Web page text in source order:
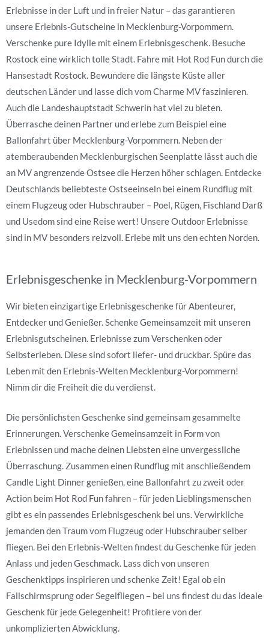
Erlebnisse in der Luft und in freier Natur – das garantieren
unsere Erlebnis-Gutscheine in Mecklenburg-Vorpommern.
Verschenke pure Idylle mit einem Erlebnisgeschenk. Besuche
Rostock eine wirklich tolle Stadt. Fahre mit Hot Rod Fun durch die
Hansestadt Rostock. Bewundere die längste Küste aller
deutschen Länder und lasse dich vom Charme MV faszinieren.
Auch die Landeshauptstadt Schwerin hat viel zu bieten.
Überrasche deinen Partner und erlebe zum Beispiel eine
Ballonfahrt über Mecklenburg-Vorpommern. Neben der
atemberaubenden Mecklenburgischen Seenplatte lässt auch die
an MV angrenzende Ostsee die Herzen höher schlagen. Entdecke
Deutschlands beliebteste Ostseeinseln bei einem Rundflug mit
einem Flugzeug oder Hubschrauber – Poel, Rügen, Fischland Darß
und Usedom sind eine Reise wert! Unsere Outdoor Erlebnisse
sind in MV besonders reizvoll. Erlebe mit uns den echten Norden.
Erlebnisgeschenke in Mecklenburg-Vorpommern
Wir bieten einzigartige Erlebnisgeschenke für Abenteurer,
Entdecker und Genießer. Schenke Gemeinsamzeit mit unseren
Erlebnisgutscheinen. Erlebnisse zum Verschenken oder
Selbsterleben. Diese sind sofort liefer- und druckbar. Spüre das
Leben mit den Erlebnis-Welten Mecklenburg-Vorpommern!
Nimm dir die Freiheit die du verdienst.
Die persönlichsten Geschenke sind gemeinsam gesammelte
Erinnerungen. Verschenke Gemeinsamzeit in Form von
Erlebnissen und mache deinen Liebsten eine unvergessliche
Überraschung. Zusammen einen Rundflug mit anschließendem
Candle Light Dinner genießen, eine Ballonfahrt zu zweit oder
Action beim Hot Rod Fun fahren – für jeden Lieblingsmenschen
gibt es ein passendes Erlebnisgeschenk bei uns. Verwirkliche
jemanden den Traum vom Flugzeug oder Hubschrauber selber
fliegen. Bei den Erlebnis-Welten findest du Geschenke für jeden
Anlass und jeden Geschmack. Lass dich von unseren
Geschenktipps inspirieren und schenke Zeit! Egal ob ein
Fallschirmsprung oder Segelfliegen – bei uns findest du das ideale
Geschenk für jede Gelegenheit! Profitiere von der
unkomplizierten Abwicklung.